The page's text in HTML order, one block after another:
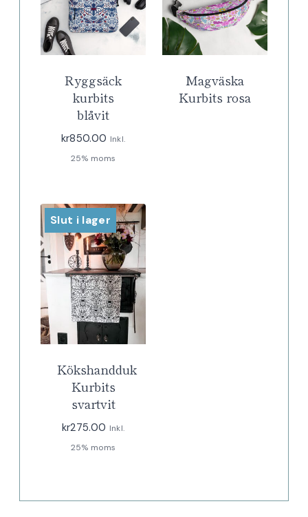
Ryggsäck
kurbits
blåvit
kr850.00 Inkl.
25% moms
Magväska
Kurbits rosa
Slut i lager
Kökshandduk
Kurbits
svartvit
kr275.00 Inkl.
25% moms